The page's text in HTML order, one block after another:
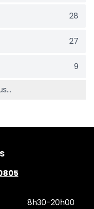
28
27
9
8h30-20h00